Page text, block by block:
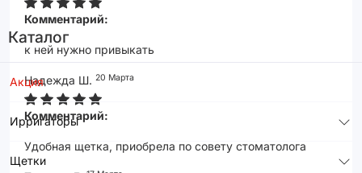
Каталог
Акция
Ирригаторы
Щетки
Комментарий:
к ней нужно привыкать
Надежда Ш. 20 Марта
Комментарий:
Удобная щетка, приобрела по совету стоматолога